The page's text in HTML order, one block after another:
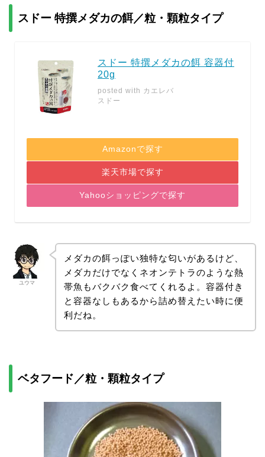
スドー 特撰メダカの餌／粒・顆粒タイプ
スドー 特撰メダカの餌 容器付
20g
posted with カエレバ
スドー
Amazonで探す
楽天市場で探す
Yahooショッピングで探す
ユウマ
メダカの餌っぽい独特な匂いがあるけど、
メダカだけでなくネオンテトラのような熱
帯魚もバクバク食べてくれるよ。容器付き
と容器なしもあるから詰め替えたい時に便
利だね。
ベタフード／粒・顆粒タイプ